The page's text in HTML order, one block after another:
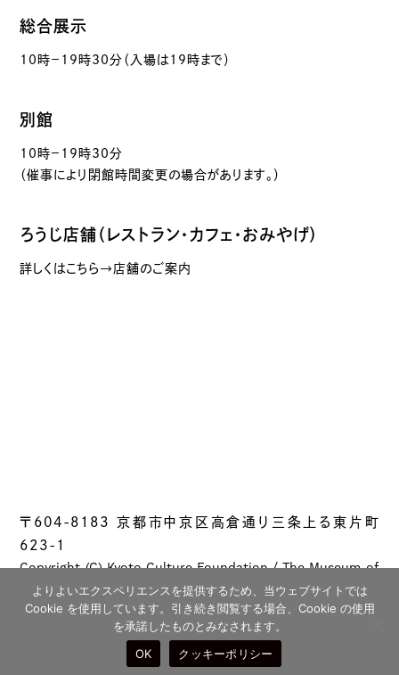
よりよいエクスペリエンスを提供するため、当ウェブサイトでは
Cookie を使用しています。引き続き閲覧する場合、Cookie の使用
を承諾したものとみなされます。
OK
クッキーポリシー
総合展示
10時－19時30分（入場は19時まで）
別館
10時－19時30分
（催事により閉館時間変更の場合があります。）
ろうじ店舗（レストラン・カフェ・おみやげ）
詳しくはこちら→店舗のご案内
〒604-8183 京都市中京区高倉通り三条上る東片町
623-1
Copyright (C) Kyoto Culture Foundation / The Museum of
Kyoto All rights reserved.